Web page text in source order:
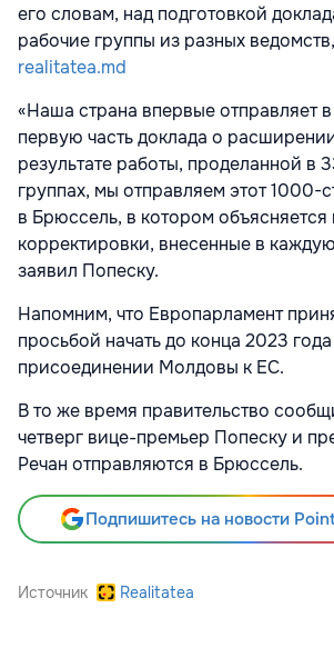
его словам, над подготовкой
рабочие группы из разных
realitatea.md
«Наша страна впервые отправляет
первую часть доклада о
результате работы, проделанной в
группах, мы отправляем этот 1000-
в Брюссель, в котором объясняется
корректировки, внесенные в
заявил Попеску.
Напомним, что Европарламент
просьбой начать до конца 2023
присоединении Молдовы к ЕС.
В то же время правительство
четверг вице-премьер Попеску и
Речан отправляются в Брюссель.
Подпишитесь на новости
Источник Realitatea